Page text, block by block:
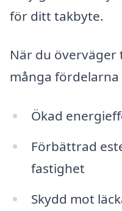
för ditt takbyte.
När du överväger
många
Ökad
Förbättrad
fastighet
Skydd mot